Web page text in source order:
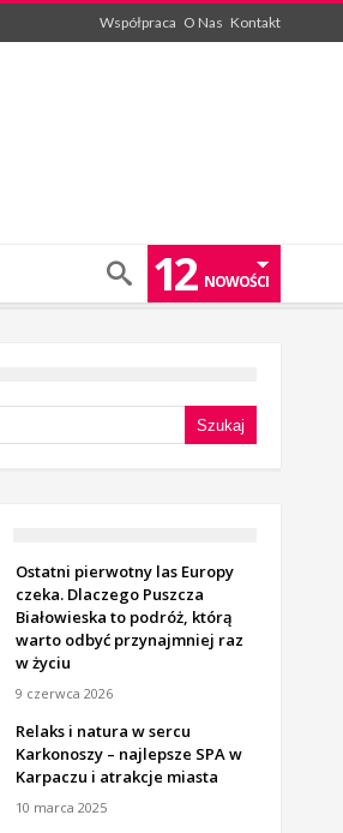
Współpraca O Nas Kontakt
12 NOWOŚCI
Ostatni pierwotny las Europy
czeka. Dlaczego Puszcza
Białowieska to podróż, którą
warto odbyć przynajmniej raz
w życiu
9 czerwca 2026
Relaks i natura w sercu
Karkonoszy – najlepsze SPA w
Karpaczu i atrakcje miasta
10 marca 2025